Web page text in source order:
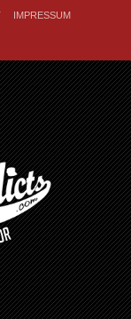
IMPRESSUM